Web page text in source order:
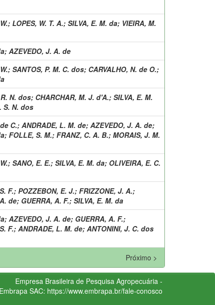
; LOPES, W. T. A.; SILVA, E. M. da; VIEIRA, M.
; AZEVEDO, J. A. de
; SANTOS, P. M. C. dos; CARVALHO, N. de O.;
N. dos; CHARCHAR, M. J. d'A.; SILVA, E. M.
S. N. dos
C.; ANDRADE, L. M. de; AZEVEDO, J. A. de;
; FOLLE, S. M.; FRANZ, C. A. B.; MORAIS, J. M.
; SANO, E. E.; SILVA, E. M. da; OLIVEIRA, E. C.
F.; POZZEBON, E. J.; FRIZZONE, J. A.;
de; GUERRA, A. F.; SILVA, E. M. da
; AZEVEDO, J. A. de; GUERRA, A. F.;
F.; ANDRADE, L. M. de; ANTONINI, J. C. dos
Próximo >
Empresa Brasileira de Pesquisa Agropecuária -
Embrapa SAC: https://www.embrapa.br/fale-conosco